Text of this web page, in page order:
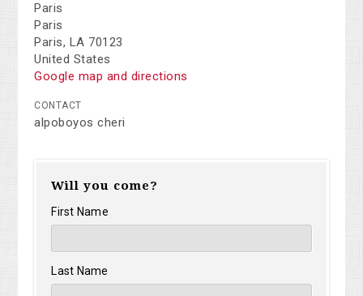
Paris
Paris
Paris, LA 70123
United States
Google map and directions
CONTACT
alpoboyos cheri
Will you come?
First Name
Last Name